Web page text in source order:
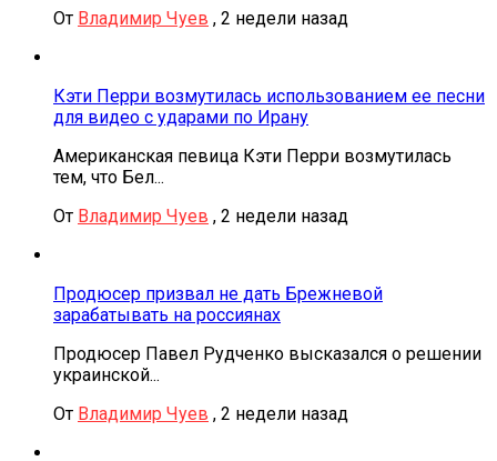
От Владимир Чуев , 2 недели назад
Кэти Перри возмутилась использованием ее песни
для видео с ударами по Ирану
Американская певица Кэти Перри возмутилась
тем, что Бел...
От Владимир Чуев , 2 недели назад
Продюсер призвал не дать Брежневой
зарабатывать на россиянах
Продюсер Павел Рудченко высказался о решении
украинской...
От Владимир Чуев , 2 недели назад